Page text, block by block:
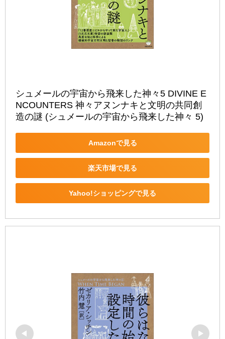
シュメールの宇宙から飛来した神々5 DIVINE E
NCOUNTERS 神々アヌンナキと文明の共同創
造の謎 (シュメールの宇宙から飛来した神々 5)
Amazonで見る
楽天市場で見る
Yahoo!ショッピングで見る